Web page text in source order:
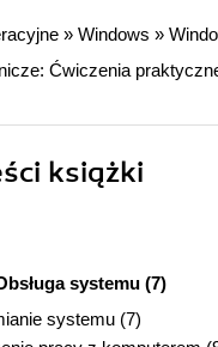
» Windows »
Ćwiczenia
książki
systemu (7)
systemu (7)